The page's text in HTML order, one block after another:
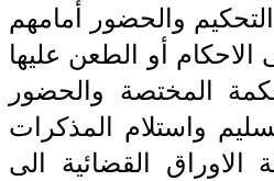
والحضور أمامهم
أو الطعن عليها
المختصة والحضور
واستلام المذكرات
الاوراق القضائية الى